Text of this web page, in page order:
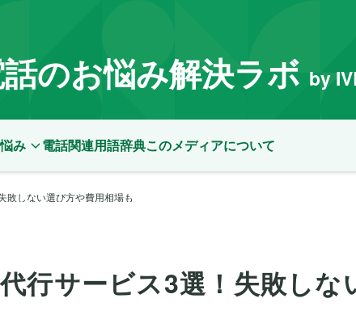
のお悩み解決ラボ by
み 電話関連用語辞典このメディアについて
敗しない選び方や費用相場も
行サービス3選！失敗しな